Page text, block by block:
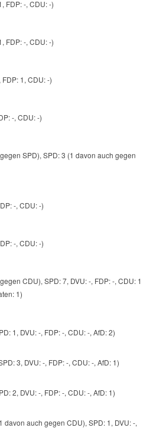
FDP: -, CDU: -)
FDP: -, CDU: -)
1, CDU: -)
-, CDU: -)
SPD), SPD: 3 (1 davon auch gegen
-, CDU: -)
-, CDU: -)
CDU), SPD: 7, DVU: -, FDP: -, CDU: 1
1)
1, DVU: -, FDP: -, CDU: -, AfD: 2)
3, DVU: -, FDP: -, CDU: -, AfD: 1)
2, DVU: -, FDP: -, CDU: -, AfD: 1)
davon auch gegen CDU), SPD: 1, DVU: -,